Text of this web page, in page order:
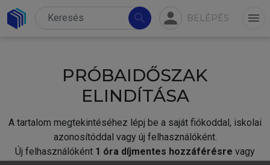
search person BELÉPÉS menu
PRÓBAIDŐSZAK
ELINDÍTÁSA
A tartalom megtekintéséhez lépj be a saját fiókoddal, iskolai
azonosítóddal vagy új felhasználóként.
Új felhasználóként 1 óra díjmentes hozzáférésre vagy